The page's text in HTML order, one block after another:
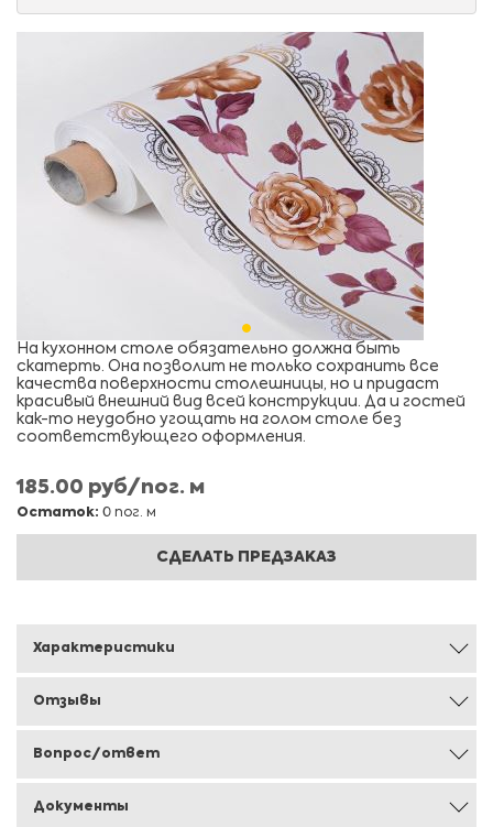
На кухонном столе обязательно должна быть
скатерть. Она позволит не только сохранить все
качества поверхности столешницы, но и придаст
красивый внешний вид всей конструкции. Да и гостей
как-то неудобно угощать на голом столе без
соответствующего оформления.
185.00 руб/пог. м
Остаток: 0 пог. м
СДЕЛАТЬ ПРЕДЗАКАЗ
Характеристики
Отзывы
Вопрос/ответ
Документы